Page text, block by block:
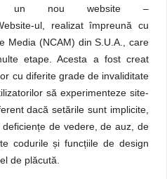
un nou website –
ul, realizat împreună cu
Media (NCAM) din S.U.A., care
etape. Acesta a fost creat
cu diferite grade de invaliditate
să experimenteze site-
dacă setările sunt implicite,
de vedere, de auz, de
codurile și funcțiile de design
de plăcută.